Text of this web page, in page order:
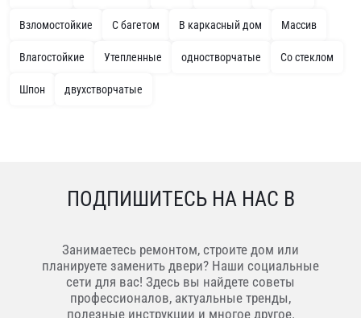
Взломостойкие С багетом В каркасный дом Массив
Влагостойкие Утепленные одностворчатые Со стеклом
Шпон двухстворчатые
ПОДПИШИТЕСЬ НА НАС В
Занимаетесь ремонтом, строите дом или
планируете заменить двери? Наши социальные
сети для вас! Здесь вы найдете советы
профессионалов, актуальные тренды,
полезные инструкции и многое другое.